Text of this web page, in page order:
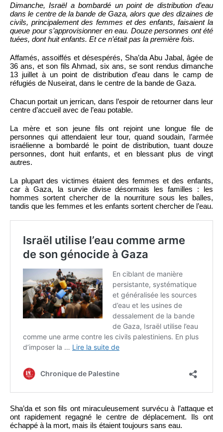
Dimanche, Israël a bombardé un point de distribution d’eau
dans le centre de la bande de Gaza, alors que des dizaines de
civils, principalement des femmes et des enfants, faisaient la
queue pour s’approvisionner en eau. Douze personnes ont été
tuées, dont huit enfants. Et ce n’était pas la première fois.
Affamés, assoiffés et désespérés, Sha’da Abu Jabal, âgée de
36 ans, et son fils Ahmad, six ans, se sont rendus dimanche
13 juillet à un point de distribution d’eau dans le camp de
réfugiés de Nuseirat, dans le centre de la bande de Gaza.
Chacun portait un jerrican, dans l’espoir de retourner dans leur
centre d’accueil avec de l’eau potable.
La mère et son jeune fils ont rejoint une longue file de
personnes qui attendaient leur tour, quand soudain, l’armée
israélienne a bombardé le point de distribution, tuant douze
personnes, dont huit enfants, et en blessant plus de vingt
autres.
La plupart des victimes étaient des femmes et des enfants,
car à Gaza, la survie divise désormais les familles : les
hommes sortent chercher de la nourriture sous les balles,
tandis que les femmes et les enfants sortent chercher de l’eau.
Sha’da et son fils ont miraculeusement survécu à l’attaque et
ont rapidement regagné le centre de déplacement. Ils ont
échappé à la mort, mais ils étaient toujours sans eau.